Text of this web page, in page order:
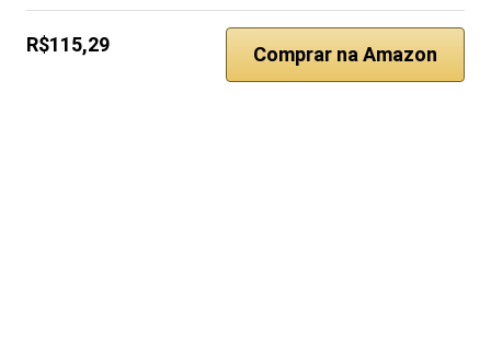
R$115,29 Comprar na Amazon